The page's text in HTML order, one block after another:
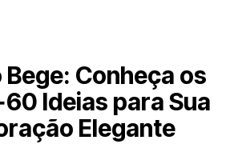
Conheça os
Ideias para Sua
Elegante